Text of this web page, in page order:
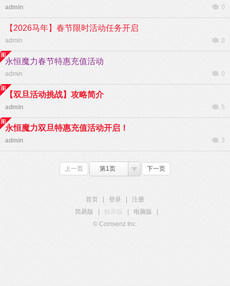
admin 0
【2026马年】春节限时活动任务开启
admin 0
永恒魔力春节特惠充值活动
admin 0
【双旦活动挑战】攻略简介
admin 5
永恒魔力双旦特惠充值活动开启！
admin 3
上一页 第1页 下一页
首页 登录
注册
简易版
触屏版 电脑版
© Comsenz Inc.